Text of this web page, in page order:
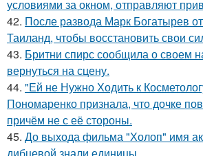
условиями за окном, отправляют
42. После развода Марк Богатырев
Таиланд, чтобы восстановить свои
43. Бритни спирс сообщила о своем
вернуться на сцену.
44. "Ей не Нужно Ходить к
Пономаренко признала, что дочке
причём не с её стороны.
45. До выхода фильма "Холоп" имя
дибцевой знали единицы.